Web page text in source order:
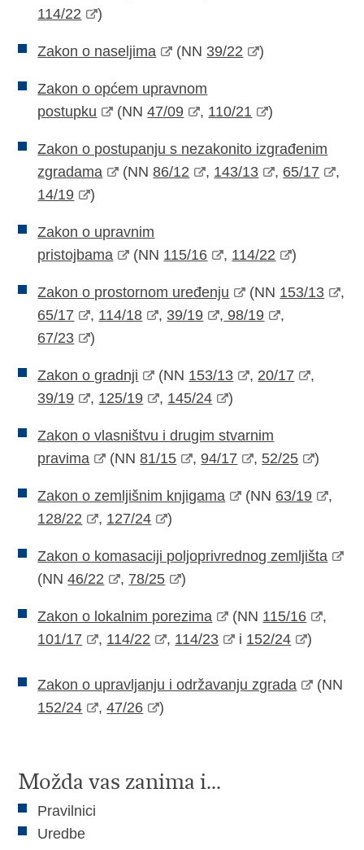
114/22
)
Zakon o naseljima (NN 39/22 )
Zakon o općem upravnom
postupku
(NN47/09 , 110/21 )
Zakon o postupanju s nezakonito izgrađenim
zgradama
(NN86/12 , 143/13 , 65/17
,
14/19
)
Zakon o upravnim
pristojbama
(NN 115/16 , 114/22 )
Zakon o prostornom uređenju (NN 153/13
,
65/17
, 114/18 , 39/19 , 98/19
,
67/23
)
Zakon o gradnji (NN 153/13 , 20/17
,
39/19
, 125/19 , 145/24 )
Zakon o vlasništvu i drugim stvarnim
pravima
(NN81/15 , 94/17 , 52/25 )
Zakon o zemljišnim knjigama (NN 63/19
,
128/22
, 127/24 )
Zakon o komasaciji poljoprivrednog zemljišta
(NN46/22 , 78/25 )
Zakon o lokalnim porezima (NN 115/16
,
101/17
, 114/22 , 114/23 i 152/24 )
Zakon o upravljanju i održavanju zgrada
(NN
152/24
,47/26 )
Možda vas zanima i...
Pravilnici
Uredbe